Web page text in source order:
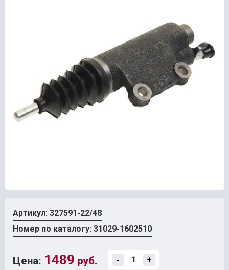
Артикул: 327591-22/48
Номер по каталогу: 31029-1602510
Цена: 1489 руб. - +